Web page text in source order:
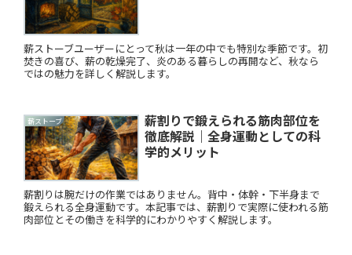
薪ストーブユーザーにとって秋は一年の中でも特別な季節です。初
焚きの喜び、薪の乾燥完了、炎のある暮らしの再開など、秋なら
ではの魅力を詳しく解説します。
薪ストーブ
薪割りで鍛えられる筋肉部位を
徹底解説｜全身運動としての科
学的メリット
薪割りは腕だけの作業ではありません。背中・体幹・下半身まで
鍛えられる全身運動です。本記事では、薪割りで実際に使われる筋
肉部位とその働きを科学的にわかりやすく解説します。